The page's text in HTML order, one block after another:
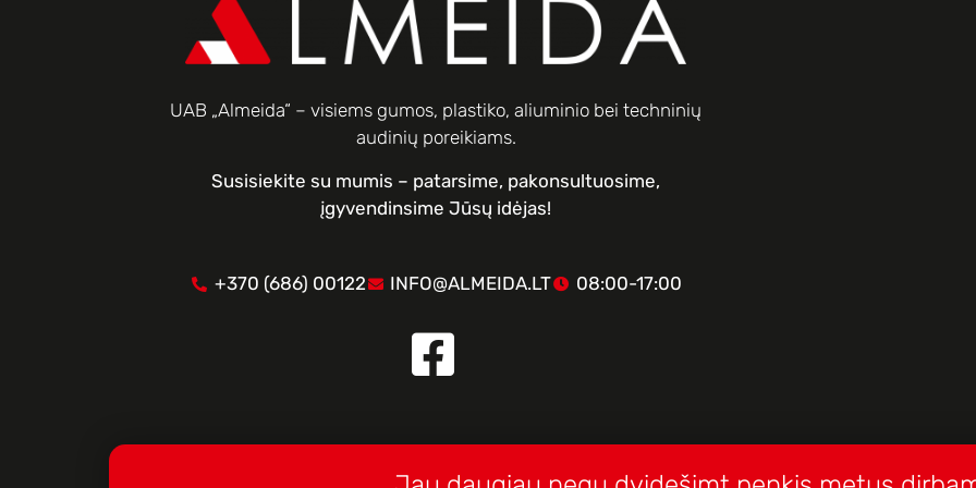
UAB „Almeida“ – visiems gumos, plastiko, aliuminio bei techninių
audinių poreikiams.
Susisiekite su mumis – patarsime, pakonsultuosime,
įgyvendinsime Jūsų idėjas!
+370 (686) 00122 INFO@ALMEIDA.LT 08:00-17:00